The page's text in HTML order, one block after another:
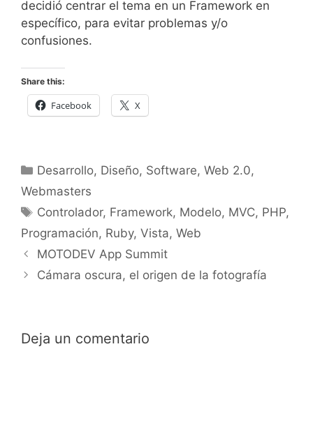
decidió centrar el tema en un Framework en
específico, para evitar problemas y/o
confusiones.
Share this:
Facebook X
Categorías
Desarrollo, Diseño, Software,Web 2.0,
Webmasters
Etiquetas
Controlador, Framework, Modelo, MVC, PHP,
Programación, Ruby, Vista, Web
MOTODEV App Summit
Cámara oscura, el origen de la fotografía
Deja un comentario